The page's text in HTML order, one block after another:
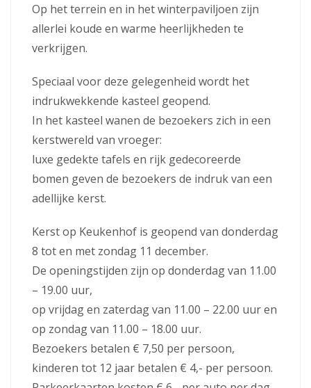
Op het terrein en in het winterpaviljoen zijn
allerlei koude en warme heerlijkheden te
verkrijgen.
Speciaal voor deze gelegenheid wordt het
indrukwekkende kasteel geopend.
In het kasteel wanen de bezoekers zich in een
kerstwereld van vroeger:
luxe gedekte tafels en rijk gedecoreerde
bomen geven de bezoekers de indruk van een
adellijke kerst.
Kerst op Keukenhof is geopend van donderdag
8 tot en met zondag 11 december.
De openingstijden zijn op donderdag van 11.00
– 19.00 uur,
op vrijdag en zaterdag van 11.00 – 22.00 uur en
op zondag van 11.00 – 18.00 uur.
Bezoekers betalen € 7,50 per persoon,
kinderen tot 12 jaar betalen € 4,- per persoon.